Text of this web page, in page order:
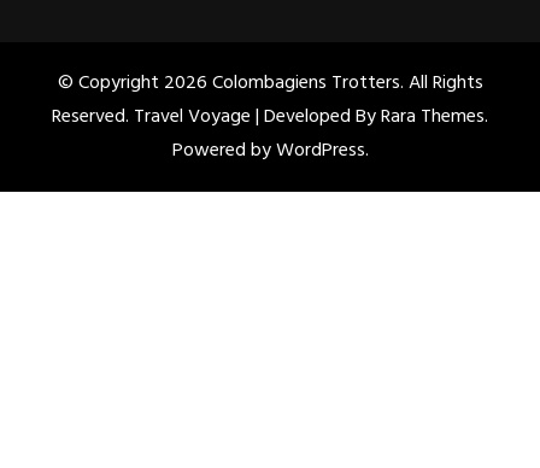
© Copyright 2026Colombagiens Trotters. All Rights
Reserved. Travel Voyage | Developed ByRara Themes.
Powered byWordPress.